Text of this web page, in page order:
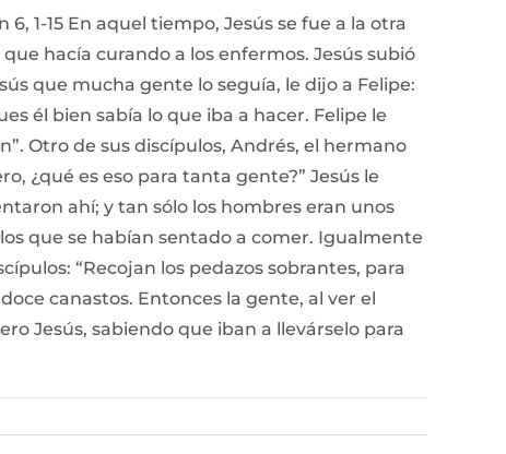
1-15 En aquel tiempo, Jesús se fue a la otra
hacía curando a los enfermos. Jesús subió
que mucha gente lo seguía, le dijo a Felipe:
él bien sabía lo que iba a hacer. Felipe le
Otro de sus discípulos, Andrés, el hermano
¿qué es eso para tanta gente?” Jesús le
ahí; y tan sólo los hombres eran unos
que se habían sentado a comer. Igualmente
“Recojan los pedazos sobrantes, para
canastos. Entonces la gente, al ver el
Jesús, sabiendo que iban a llevárselo para